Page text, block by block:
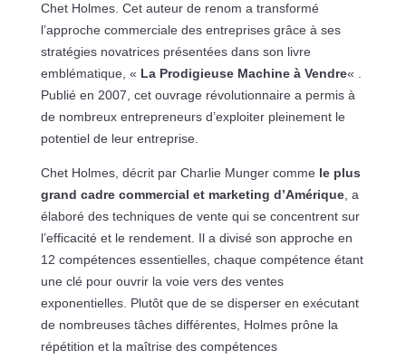
Chet Holmes. Cet auteur de renom a transformé
l’approche commerciale des entreprises grâce à ses
stratégies novatrices présentées dans son livre
emblématique, « La Prodigieuse Machine à Vendre« .
Publié en 2007, cet ouvrage révolutionnaire a permis à
de nombreux entrepreneurs d’exploiter pleinement le
potentiel de leur entreprise.
Chet Holmes, décrit par Charlie Munger comme le plus
grand cadre commercial et marketing d’Amérique, a
élaboré des techniques de vente qui se concentrent sur
l’efficacité et le rendement. Il a divisé son approche en
12 compétences essentielles, chaque compétence étant
une clé pour ouvrir la voie vers des ventes
exponentielles. Plutôt que de se disperser en exécutant
de nombreuses tâches différentes, Holmes prône la
répétition et la maîtrise des compétences